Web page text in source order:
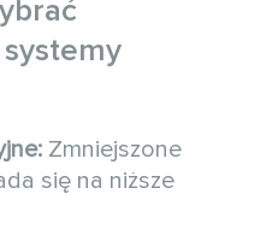
Zmniejszone
się na niższe